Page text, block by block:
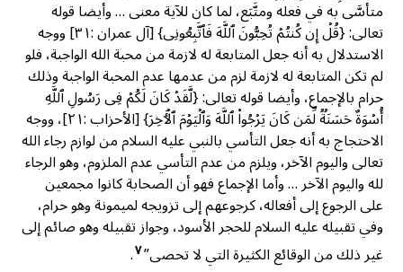
متأسَّى به في فعله ومتَّبَع، لما كان للآية معنى … وأيضا قوله
تعالى: {قُلۡ إِن كُنتُمۡ تُحِبُّونَ ٱللَّهَ فَٱتَّبِعُونِی} [آل عمران :٣١] ووجه
الاستدلال به أنه جعل المتابعة له لازمة من محبة الله الواجبة، فلو
لم تكن المتابعة له لازمة لزم من عدمها عدم المحبة الواجبة وذلك
حرام بالإجماع، وأيضا قوله تعالى: {لَّقَدۡ كَانَ لَكُمۡ فِی رَسُولِ ٱللَّهِ
أُسۡوَةٌ حَسَنَةࣱ لِّمَن كَانَ یَرۡجُوا۟ ٱللَّهَ وَٱلۡیَوۡمَ ٱلۡـَٔاخِرَ} [الأحزاب :٢١]، ووجه
الاحتجاج به أنه جعل التأسي بالنبي عليه السلام من لوازم رجاء الله
تعالى واليوم الآخر، ويلزم من عدم التأسي عدم الملزوم، وهو الرجاء
لله واليوم الآخر … وأما الإجماع فهو أن الصحابة كانوا مجمعين
على الرجوع إلى أفعاله، كرجوعهم إلى تزويجه لميمونة وهو حرام،
وفي تقبيله عليه السلام للحجر الأسود، وجواز تقبيله وهو صائم إلى
غير ذلك من الوقائع الكثيرة التي لا تحصى”٧.